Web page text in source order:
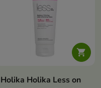

Holika Holika Less on